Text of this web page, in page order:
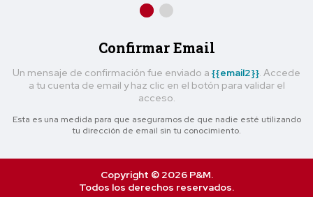
Confirmar Email
Un mensaje de confirmación fue enviado a {{email2}}. Accede
a tu cuenta de email y haz clic en el botón para validar el
acceso.
Esta es una medida para que asegurarnos de que nadie esté utilizando
tu dirección de email sin tu conocimiento.
Copyright © 2026 P&M.
Todos los derechos reservados.